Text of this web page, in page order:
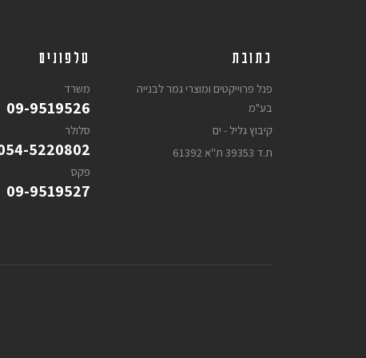
כתובת
פנל פרוייקטים ומוצרי גמר לבנייה
בע"מ
קיבוץ גליל - ים
ת.ד 39353 ת''א 61392
טלפונים
משרד
09-9519526
סלולר
5220802
פקס
09-9519527